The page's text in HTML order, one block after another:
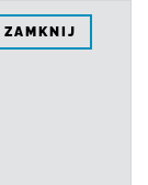
ZAMKNIJ